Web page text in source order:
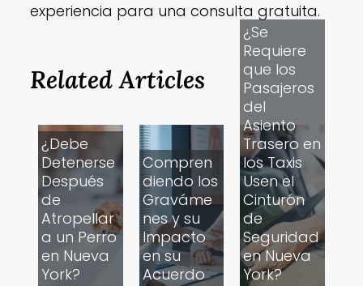
experiencia para una consulta gratuita.
Related Articles
¿Debe
Detenerse
Después
de
Atropellar
a un Perro
en Nueva
York?
Compren
diendo los
Graváme
nes y su
Impacto
en su
Acuerdo
¿Se
Requiere
que los
Pasajeros
del
Asiento
Trasero en
los Taxis
Usen el
Cinturón
de
Seguridad
en Nueva
York?